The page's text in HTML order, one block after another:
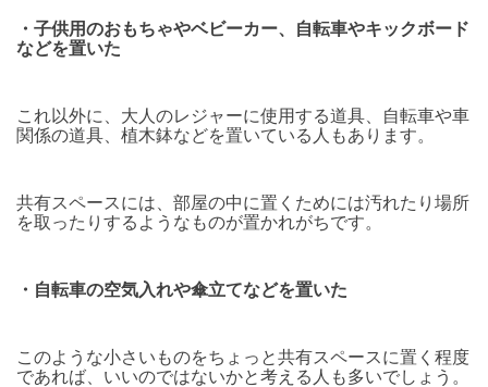
・子供用のおもちゃやベビーカー、自転車やキックボード
などを置いた
これ以外に、大人のレジャーに使用する道具、自転車や車
関係の道具、植木鉢などを置いている人もあります。
共有スペースには、部屋の中に置くためには汚れたり場所
を取ったりするようなものが置かれがちです。
・自転車の空気入れや傘立てなどを置いた
このような小さいものをちょっと共有スペースに置く程度
であれば、いいのではないかと考える人も多いでしょう。